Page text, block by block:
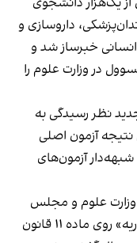
داروسازی و
خبرساز شد و
در وزارت علوم را
نظر رسیدگی به
آزمون اصلی
آزمون‌های
وزارت علوم و مجلس
شکایت کردند که منجر به ابلاغ «استفساریه» روی ماده ۱۱ قانون